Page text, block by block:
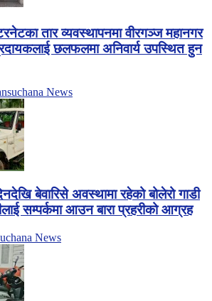
तार व्यवस्थापनमा वीरगञ्ज महानगर
छलफलमा अनिवार्य उपस्थित हुन
News
बेवारिसे अवस्थामा रहेको बोलेरो गाडी
सम्पर्कमा आउन बारा प्रहरीको आग्रह
News